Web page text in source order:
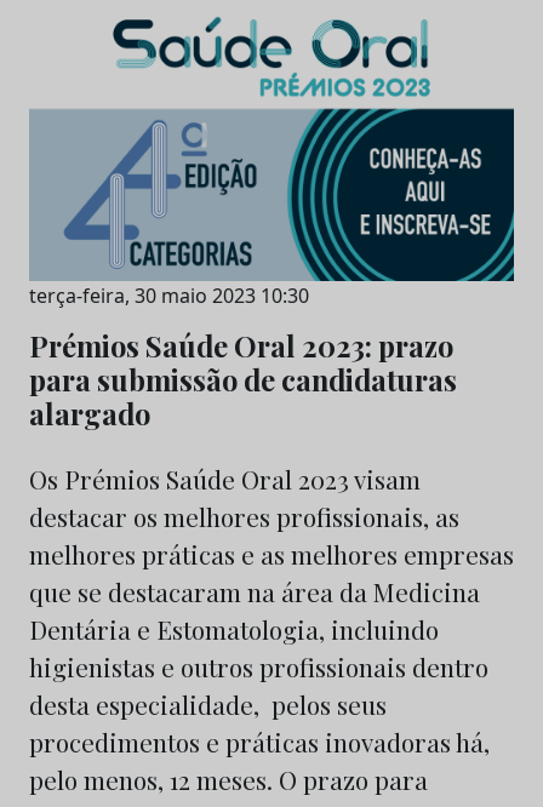
terça-feira, 30 maio 2023 10:30
Prémios Saúde Oral 2023: prazo
para submissão de candidaturas
alargado
Os Prémios Saúde Oral 2023 visam
destacar os melhores profissionais, as
melhores práticas e as melhores empresas
que se destacaram na área da Medicina
Dentária e Estomatologia, incluindo
higienistas e outros profissionais dentro
desta especialidade, pelos seus
procedimentos e práticas inovadoras há,
pelo menos, 12 meses. O prazo para